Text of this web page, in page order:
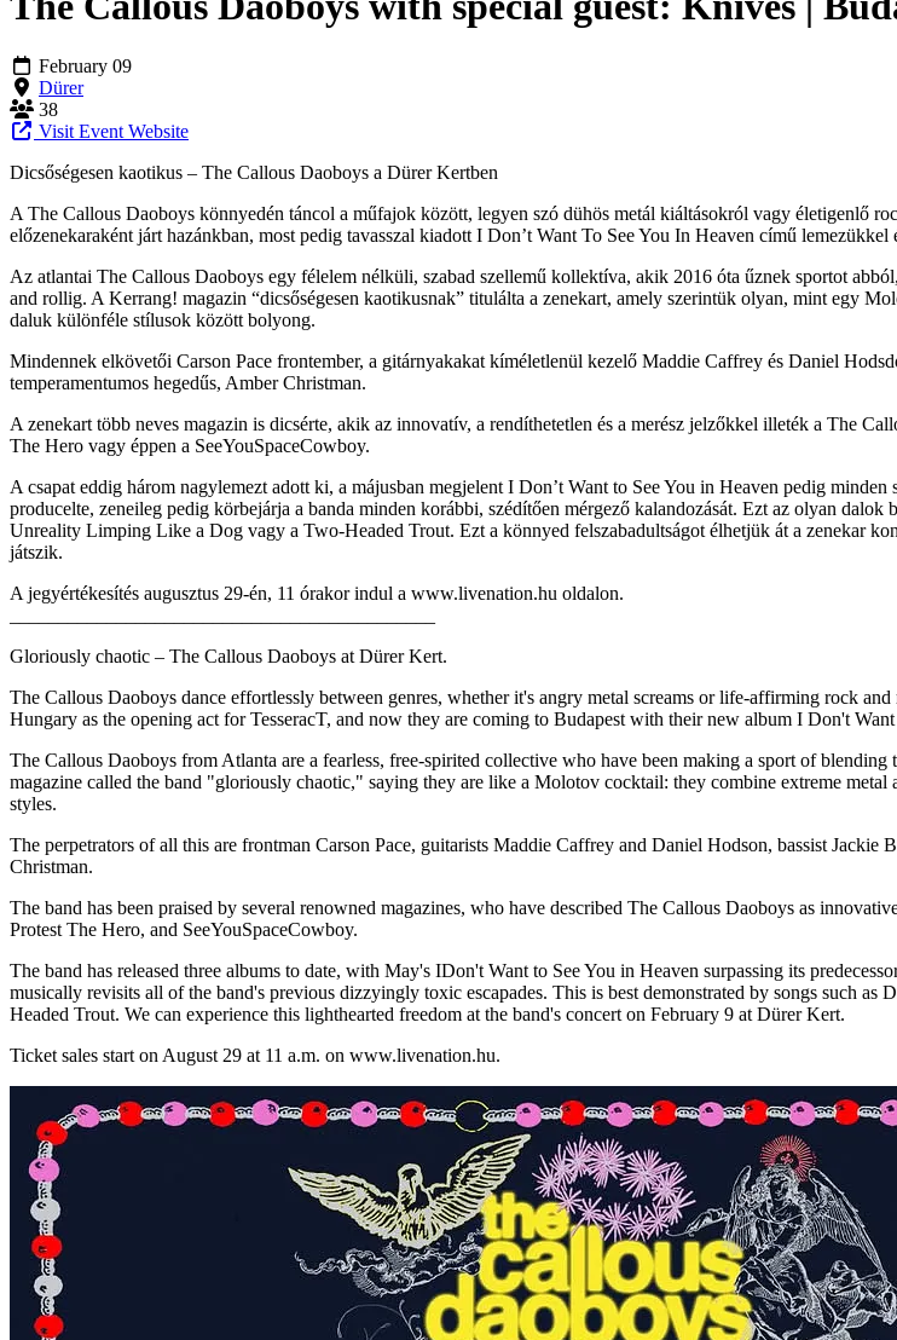
February 09
Dürer
38
Visit Event Website
Dicsőségesen kaotikus – The Callous Daoboys a Dürer Kertben
A The Callous Daoboys könnyedén táncol a műfajok között, legyen szó dühös metál kiáltásokról vagy életigenlő
előzenekaraként járt hazánkban, most pedig tavasszal kiadott I Don’t Want To See You In Heaven című
Az atlantai The Callous Daoboys egy félelem nélküli, szabad szellemű kollektíva, akik 2016 óta űznek sportot
and rollig. A Kerrang! magazin “dicsőségesen kaotikusnak” titulálta a zenekart, amely szerintük olyan, mint egy
daluk különféle stílusok között bolyong.
Mindennek elkövetői Carson Pace frontember, a gitárnyakakat kíméletlenül kezelő Maddie Caffrey és Daniel
temperamentumos hegedűs, Amber Christman.
A zenekart több neves magazin is dicsérte, akik az innovatív, a rendíthetetlen és a merész jelzőkkel illeték a The
The Hero vagy éppen a SeeYouSpaceCowboy.
A csapat eddig három nagylemezt adott ki, a májusban megjelent I Don’t Want to See You in Heaven pedig
producelte, zeneileg pedig körbejárja a banda minden korábbi, szédítően mérgező kalandozását. Ezt az olyan
Unreality Limping Like a Dog vagy a Two-Headed Trout. Ezt a könnyed felszabadultságot élhetjük át a zenekar
játszik.
A jegyértékesítés augusztus 29-én, 11 órakor indul a www.livenation.hu oldalon.
Gloriously chaotic – The Callous Daoboys at Dürer Kert.
The Callous Daoboys dance effortlessly between genres, whether it's angry metal screams or life-affirming rock
Hungary as the opening act for TesseracT, and now they are coming to Budapest with their new album I Don't
The Callous Daoboys from Atlanta are a fearless, free-spirited collective who have been making a sport of
magazine called the band "gloriously chaotic," saying they are like a Molotov cocktail: they combine extreme
styles.
The perpetrators of all this are frontman Carson Pace, guitarists Maddie Caffrey and Daniel Hodson, bassist
Christman.
The band has been praised by several renowned magazines, who have described The Callous Daoboys as
Protest The Hero, and SeeYouSpaceCowboy.
The band has released three albums to date, with May's IDon't Want to See You in Heaven surpassing its
musically revisits all of the band's previous dizzyingly toxic escapades. This is best demonstrated by songs such
Headed Trout. We can experience this lighthearted freedom at the band's concert on February 9 at Dürer Kert.
Ticket sales start on August 29 at 11 a.m. on www.livenation.hu.